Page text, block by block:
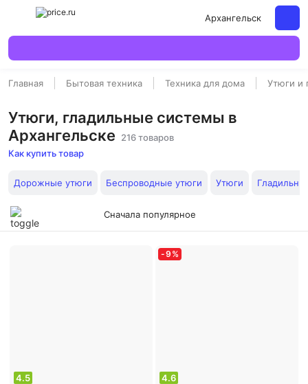
Архангельск
Главная Бытовая техника Техника для дома Утюги и
Утюги, гладильные системы в
Архангельске
216 товаров
Как купить товар
Дорожные утюги Беспроводные утюги Утюги
Сначала популярное
4.5
-9 %
4.6